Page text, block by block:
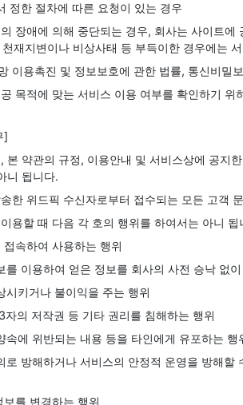
정한 절차에 따른 요청이 있는 경우
장애에 의해 중단되는 경우, 회사는 사이트에
재지변이나 비상사태 등 부득이한 경우에는
용촉진 및 정보보호에 관한 법률, 통신비밀
목적에 맞는 서비스 이용 여부를 확인하기 위
]
약관의 규정, 이용안내 및 서비스상에 공지
니 됩니다.
위드픽 수신자로부터 접수되는 모든 고객
용할 때 다음 각 호의 행위를 하여서는 아니 됩
속하여 사용하는 행위
를 이용하여 얻은 정보를 회사의 사전 승낙 없
시키거나 불이익을 주는 행위
의 저작권 등 기타 권리를 침해하는 행위
속에 위반되는 내용 등을 타인에게 유포하는 행
로 방해하거나 서비스의 안정적 운영을 방해
를 변경하는 행위